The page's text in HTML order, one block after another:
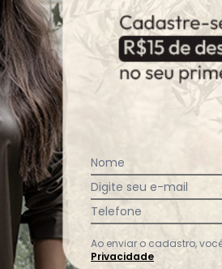
0%
94%
O que as
Curto
Bom
Nome
Digite seu e-mail
Telefone
Ao enviar o cadastro,
Privacidade